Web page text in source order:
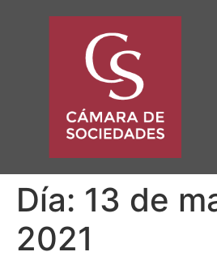
Día: 13 de
2021